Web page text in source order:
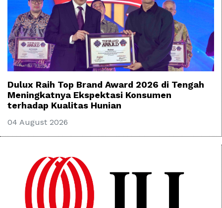
Dulux Raih Top Brand Award 2026 di Tengah
Meningkatnya Ekspektasi Konsumen
terhadap Kualitas Hunian
04 August 2026